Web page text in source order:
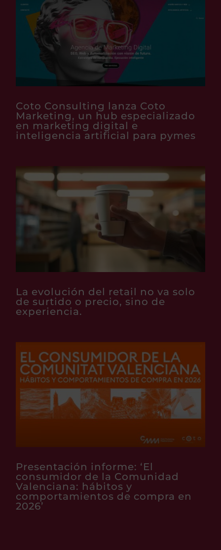
Coto Consulting lanza Coto
Marketing, un hub especializado
en marketing digital e
inteligencia artificial para pymes
La evolución del retail no va solo
de surtido o precio, sino de
experiencia.
Presentación informe: ‘El
consumidor de la Comunidad
Valenciana: hábitos y
comportamientos de compra en
2026’